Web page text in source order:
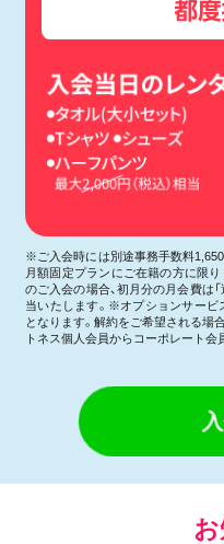
※ご入会時には別途事務手数料
月額固定プランにご在籍の方に限
のご入会の場合、初月分の月会費は
当いたします。※オプションサー
となります。解約をご希望される場
トネス個人会員からコーポレート会